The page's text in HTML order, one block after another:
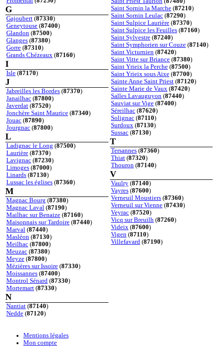
G
Gajoubert (87330)
Geneytouse (87400)
Glandon (87500)
Glanges (87380)
Gorre (87310)
Grands Chézeaux (87160)
I
Isle (87170)
J
Jabreilles les Bordes (87370)
Janailhac (87800)
Javerdat (87520)
Jonchère Saint Maurice (87340)
Jouac (87890)
Jourgnac (87800)
L
Ladignac le Long (87500)
Laurière (87370)
Lavignac (87230)
Limoges (87000)
Linards (87130)
Lussac les églises (87360)
M
Magnac Bourg (87380)
Magnac Laval (87190)
Mailhac sur Benaize (87160)
Maisonnais sur Tardoire (87440)
Marval (87440)
Masléon (87130)
Meilhac (87800)
Meuzac (87380)
Meyze (87800)
Mézières sur Issoire (87330)
Moissannes (87400)
Montrol Sénard (87330)
Mortemart (87330)
N
Nantiat (87140)
Nedde (87120)
Saint Sornin la Marche (87210)
Saint Sornin Leulac (87290)
Saint Sulpice Laurière (87370)
Saint Sulpice les Feuilles (87160)
Saint Sylvestre (87240)
Saint Symphorien sur Couze (87140)
Saint Victurnien (87420)
Saint Vitte sur Briance (87380)
Saint Yrieix la Perche (87500)
Saint Yrieix sous Aixe (87700)
Sainte Anne Saint Priest (87120)
Sainte Marie de Vaux (87420)
Salles Lavauguyon (87440)
Sauviat sur Vige (87400)
Séreilhac (87620)
Solignac (87110)
Surdoux (87130)
Sussac (87130)
T
Tersannes (87360)
Thiat (87320)
Thouron (87140)
V
Vaulry (87140)
Vayres (87600)
Verneuil Moustiers (87360)
Verneuil sur Vienne (87430)
Veyrac (87520)
Vicq sur Breuilh (87260)
Videix (87600)
Vigen (87110)
Villefavard (87190)
Mentions légales
Mon compte